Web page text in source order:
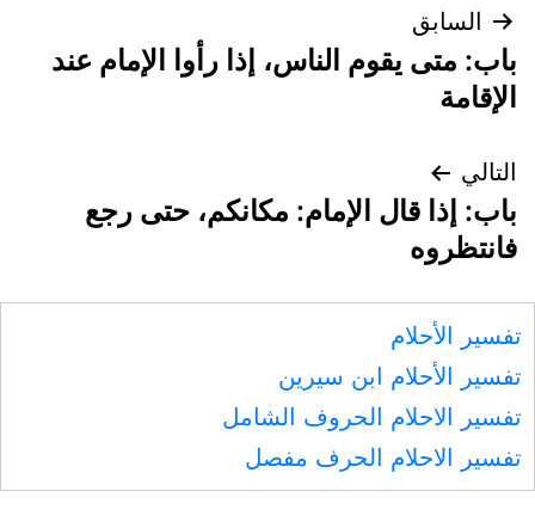
تصفّح
المقالات
السابق
باب: متى يقوم الناس، إذا رأوا الإمام عند
الإقامة
التالي
باب: إذا قال الإمام: مكانكم، حتى رجع
فانتظروه
تفسير الأحلام
تفسير الأحلام ابن سيرين
تفسير الاحلام الحروف الشامل
تفسير الاحلام الحرف مفصل